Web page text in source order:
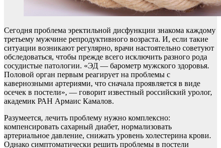
Сегодня проблема эректильной дисфункции знакома каждому
третьему мужчине репродуктивного возраста. И, если такие
ситуации возникают регулярно, врачи настоятельно советуют
обследоваться, чтобы прежде всего исключить разного рода
сосудистые патологии. «ЭД — барометр мужского здоровья.
Половой орган первым реагирует на проблемы с
кавернозными артериями, что сначала проявляется в виде
осечек в постели», — говорит известный российский уролог,
академик РАН Армаис Камалов.
Разумеется, лечить проблему нужно комплексно:
компенсировать сахарный диабет, нормализовать
артериальное давление, снижать уровень холестерина крови.
Однако симптоматически решить проблемы в постели